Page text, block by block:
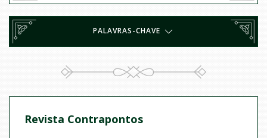
PALAVRAS-CHAVE
Revista Contrapontos